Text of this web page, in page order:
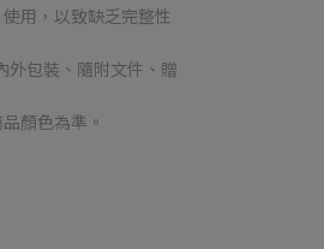
用，以致缺乏完整性
外包裝、隨附文件、贈
顏色為準。